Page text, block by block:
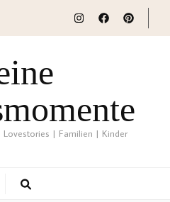
| Familien | Kinder